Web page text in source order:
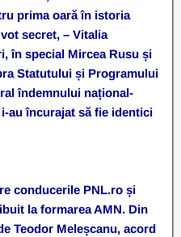
prima oară în istoria
secret, – Vitalia
în special Mircea Rusu și
Statutului și Programului
îndemnului național-
au încurajat să fie identici
conducerile PNL.ro și
la formarea AMN. Din
Teodor Meleșcanu, acord